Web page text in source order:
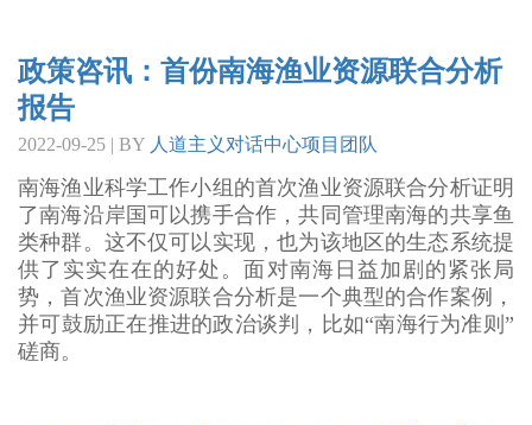
政策咨讯：首份南海渔业资源联合分析
报告
2022-09-25 | BY 人道主义对话中心项目团队
南海渔业科学工作小组的首次渔业资源联合分析证明
了南海沿岸国可以携手合作，共同管理南海的共享鱼
类种群。这不仅可以实现，也为该地区的生态系统提
供了实实在在的好处。面对南海日益加剧的紧张局
势，首次渔业资源联合分析是一个典型的合作案例，
并可鼓励正在推进的政治谈判，比如“南海行为准则”
磋商。